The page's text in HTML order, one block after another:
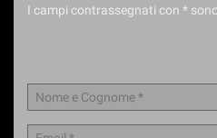
I campi contrassegnati con *